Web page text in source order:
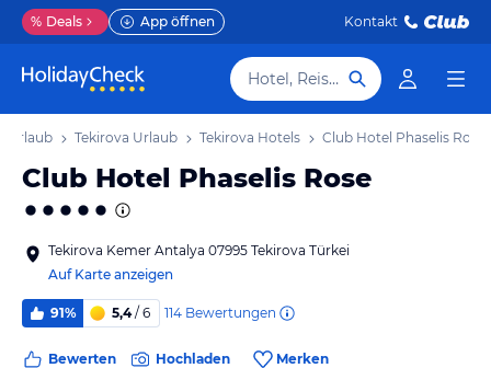
% Deals App öffnen Kontakt
Hotel, Reiseziel
Urlaub Tekirova Urlaub Tekirova Hotels Club Hotel Phaselis Rose
Club Hotel Phaselis Rose
Tekirova Kemer Antalya 07995 Tekirova Türkei
Auf Karte anzeigen
91% 5,4/ 6 114 Bewertungen
Bewerten Hochladen Merken